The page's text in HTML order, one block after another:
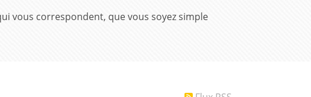
vous correspondent, que vous soyez simple